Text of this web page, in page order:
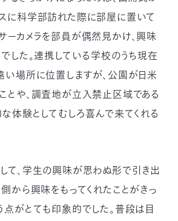
に科学部訪れた際に部屋に置いて
ーカメラを部員が偶然見かけ、興味
した。連携している学校のうち現在
場所に位置しますが、公園が日米
とや、調査地が立入禁止区域である
体験としてむしろ喜んで来てくれる
て、学生の興味が思わぬ形で引き出
から興味をもってくれたことがきっ
点がとても印象的でした。普段は目